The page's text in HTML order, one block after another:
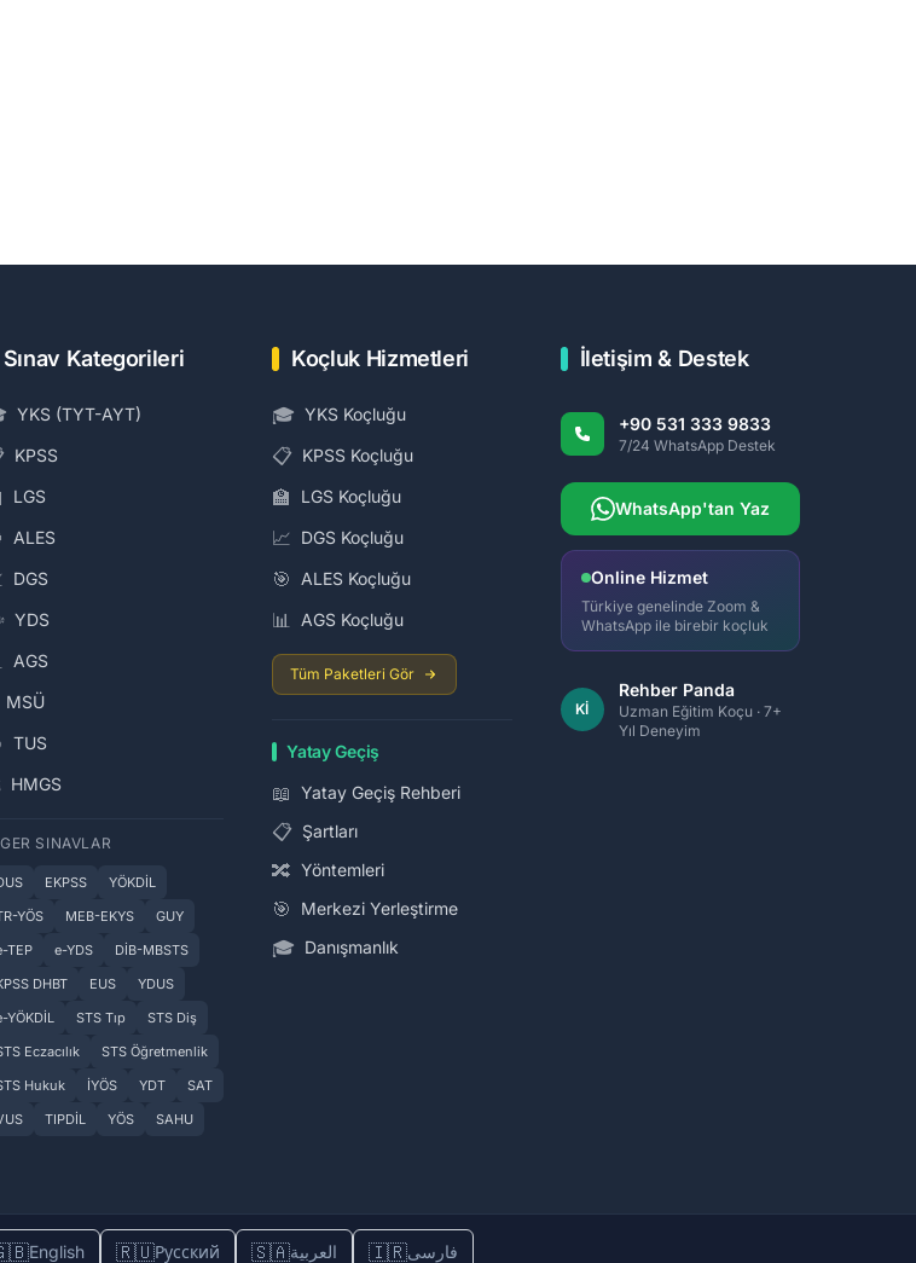
Sınav Kategorileri
YKS (TYT-AYT)
KPSS
LGS
ALES
DGS
YDS
AGS
MSÜ
TUS
HMGS
SINAVLAR
EKPSS
YÖKDİL
YÖS
MEB-EKYS
GUY
TEP
e-YDS
DİB-MBSTS
DHBT
EUS
YDUS
YÖKDİL
STS Tıp
STS Diş
Eczacılık
STS Öğretmenlik
Hukuk
İYÖS YDT
SAT
TIPDİL YÖS SAHU
Koçluk Hizmetleri
🎓 YKS Koçluğu
📋 KPSS Koçluğu
🏫 LGS Koçluğu
📈 DGS Koçluğu
🎯 ALES Koçluğu
📊 AGS Koçluğu
Tüm Paketleri Gör
Yatay Geçiş
📖 Yatay Geçiş Rehberi
📋 Şartları
🔀 Yöntemleri
🎯 Merkezi Yerleştirme
🎓 Danışmanlık
İletişim & Destek
+90 531 333 9833
7/24 WhatsApp Destek
WhatsApp'tan Yaz
Online Hizmet
Türkiye genelinde Zoom &
WhatsApp ile birebir koçluk
Kİ
Rehber Panda
Uzman Eğitim Koçu · 7+
Yıl Deneyim
English 🇷🇺Русский 🇸🇦العربية 🇮🇷فارسی